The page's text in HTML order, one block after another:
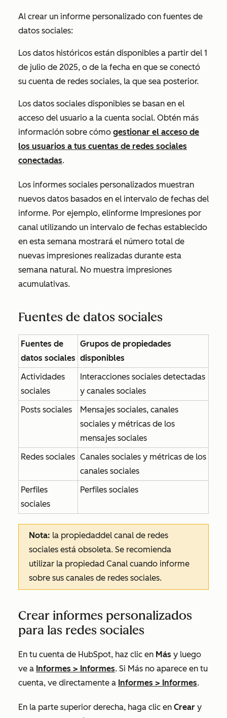
Al crear un informe personalizado con fuentes de
datos sociales:
Los datos históricos están disponibles a partir del 1
de julio de 2025, o de la fecha en que se conectó
su cuenta de redes sociales, la que sea posterior.
Los datos sociales disponibles se basan en el
acceso del usuario a la cuenta social. Obtén más
información sobre cómo gestionar el acceso de
los usuarios a tus cuentas de redes sociales
conectadas.
Los informes sociales personalizados muestran
nuevos datos basados en el intervalo de fechas del
informe. Por ejemplo, elinforme Impresiones por
canal utilizando un intervalo de fechas establecido
en esta semana mostrará el número total de
nuevas impresiones realizadas durante esta
semana natural. No muestra impresiones
acumulativas.
Fuentes de datos sociales
Fuentes de
datos sociales
Grupos de propiedades
disponibles
Actividades
sociales
Interacciones sociales detectadas
y canales sociales
Posts sociales
Mensajes sociales, canales
sociales y métricas de los
mensajes sociales
Redes sociales Canales sociales y métricas de los
canales sociales
Perfiles
sociales
Perfiles sociales
Nota: la propiedaddel canal de redes
sociales está obsoleta. Se recomienda
utilizar la propiedad Canal cuando informe
sobre sus canales de redes sociales.
Crear informes personalizados
para las redes sociales
En tu cuenta de HubSpot, haz clic en Más y luego
ve a Informes > Informes. Si Más no aparece en tu
cuenta, ve directamente a Informes > Informes.
En la parte superior derecha, haga clic en Crear y